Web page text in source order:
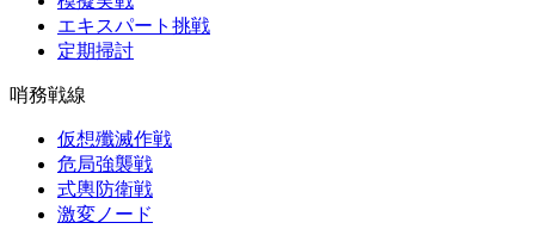
エキスパート挑戦
定期掃討
哨務戦線
仮想殲滅作戦
危局強襲戦
式輿防衛戦
激変ノード